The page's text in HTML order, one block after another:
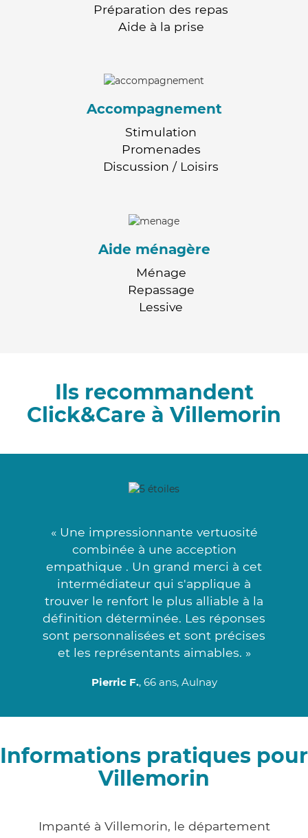
Préparation des repas
Aide à la prise
Accompagnement
Stimulation
Promenades
Discussion / Loisirs
Aide ménagère
Ménage
Repassage
Lessive
Ils recommandent
Click&Care à Villemorin
« Une impressionnante vertuosité
combinée à une acception
empathique . Un grand merci à cet
intermédiateur qui s'applique à
trouver le renfort le plus alliable à la
définition déterminée. Les réponses
sont personnalisées et sont précises
et les représentants aimables. »
Pierric F., 66 ans, Aulnay
Informations pratiques pour
Villemorin
Impanté à Villemorin, le département